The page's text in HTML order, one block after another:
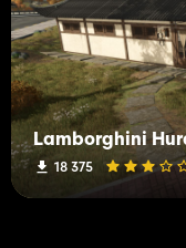
Lamborghini
18 375